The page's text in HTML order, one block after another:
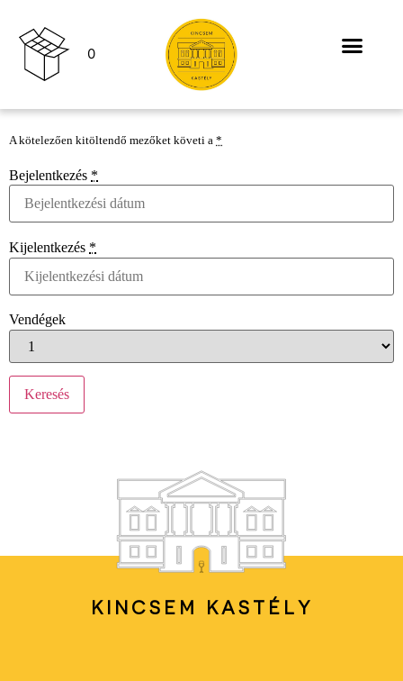
0
A kötelezően kitöltendő mezőket követi a *
Bejelentkezés *
Kijelentkezés *
Vendégek
KINCSEM KASTÉLY